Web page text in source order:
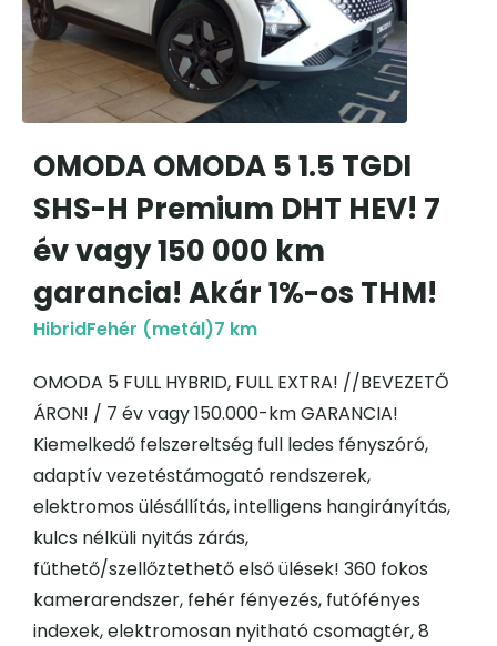
OMODA OMODA 5 1.5 TGDI
SHS-H Premium DHT HEV! 7
év vagy 150 000 km
garancia! Akár 1%-os THM!
HibridFehér (metál)7 km
OMODA 5 FULL HYBRID, FULL EXTRA! //BEVEZETŐ
ÁRON! / 7 év vagy 150.000-km GARANCIA!
Kiemelkedő felszereltség full ledes fényszóró,
adaptív vezetéstámogató rendszerek,
elektromos ülésállítás, intelligens hangirányítás,
kulcs nélküli nyitás zárás,
fűthető/szellőztethető első ülések! 360 fokos
kamerarendszer, fehér fényezés, futófényes
indexek, elektromosan nyitható csomagtér, 8